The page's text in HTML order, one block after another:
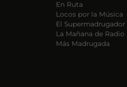
En Ruta
Locos por la Música
El Supermadrugador
La Mañana de Radio
Más Madrugada